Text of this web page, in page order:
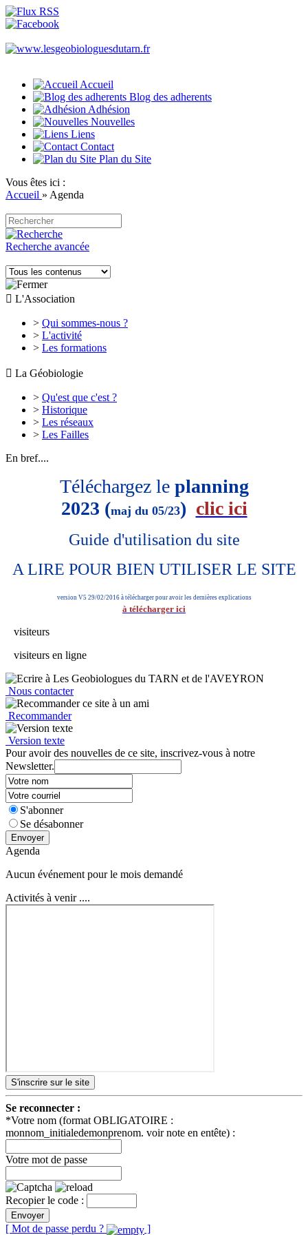
Accueil
Blog des adherents
Adhésion
Nouvelles
Liens
Contact
Plan du Site
Vous êtes ici :
Accueil » Agenda
Recherche avancée
 L'Association
> Qui sommes-nous ?
> L'activité
> Les formations
 La Géobiologie
> Qu'est que c'est ?
> Historique
> Les réseaux
> Les Failles
En bref....
Téléchargez le planning
2023 (maj du 05/23) clic ici
Guide d'utilisation du site
A LIRE POUR BIEN UTILISER LE SITE
version V5 29/02/2016 à télécharger pour avoir les dernières explications
à télécharger ici
visiteurs
visiteurs en ligne
Nous contacter
Recommander
Version texte
Pour avoir des nouvelles de ce site, inscrivez-vous à notre
Newsletter.
S'abonner
Se désabonner
Envoyer
Agenda
Aucun événement pour le mois demandé
Activités à venir ....
S'inscrire sur le site
Se reconnecter :
*Votre nom (format OBLIGATOIRE :
monnom_initialedemonprenom. voir note en entête) :
Votre mot de passe
Recopier le code :
Envoyer
[ Mot de passe perdu ? ]